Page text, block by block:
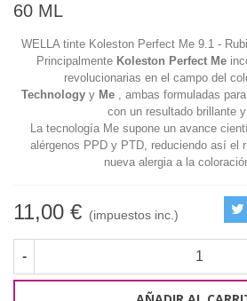
60 ML
WELLA tinte Koleston Perfect Me 9.1 -
Principalmente Koleston Perfect Me
revolucionarias en el campo del
Technologyy Me , ambas formuladas para
con un resultado brillante
La tecnología Me supone un avance
alérgenos PPD y PTD, reduciendo así el
nueva alergia a la
11,00 € (impuestos inc.)
-